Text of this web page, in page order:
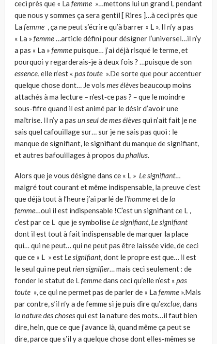
ceci près que « La femme »…mettons lui un grand L pendant
que nous y sommes ça sera gentil [ Rires ]…à ceci près que
La femme , ça ne peut s’écrire qu’à barrer « L ». Il n’y a pas
« La » femme…article défini pour désigner l’universel…il n’y
a pas « La » femmepuisque… j’ai déjà risqué le terme, et
pourquoi y regarderais-je à deux fois ? …puisque de son
essence, elle n’est « pas toute ».De sorte que pour accentuer
quelque chose dont… Je vois mes élèvesbeaucoup moins
attachés à ma lecture – n’est-ce pas ? – que le moindre
sous-fifre quand il est animé par le désir d’avoir une
maîtrise. Il n’y a pas un seul de mes élèvesqui n’ait fait je ne
sais quel cafouillage sur… sur je ne sais pas quoi : le
manque de signifiant, le signifiant du manque de signifiant,
et autres bafouillages à propos du phallus.
Alors que je vous désigne dans ce « L » Le signifiant…
malgré tout courant et même indispensable, la preuve c’est
que déjà tout à l’heure j’ai parlé del’hommeet dela
femme…oui il est indispensable !C’est un signifiant ce L ,
c’est par ce L que je symbolise Le signifiant, Le signifiant
dont il est tout à fait indispensable de marquer la place
qui… qui ne peut… qui ne peut pas être laissée vide, de ceci
que ce « L » est Le signifiant, dont le propre est que… il est
le seul qui ne peutrien signifier… mais ceci seulement : de
fonder le statut de Lfemmedans ceci qu’elle n’est « pas
toute », ce qui ne permet pas de parler de « La femme ».Mais
par contre, s’il n’y a de femme si je puis dire qu’exclue, dans
la nature des chosesqui est la nature des mots…il faut bien
dire, hein, que ce que j’avance là, quand même ça peut se
dire, parce que s’il y a quelque chose dont elles-mêmes se